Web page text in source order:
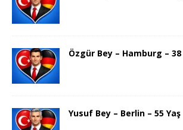
Özgür Bey – Hamburg – 38
Yusuf Bey – Berlin – 55 Yaş